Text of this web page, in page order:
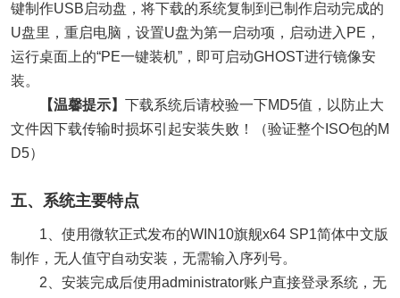
键制作USB启动盘，将下载的系统复制到已制作启动完成的
U盘里，重启电脑，设置U盘为第一启动项，启动进入PE，
运行桌面上的“PE一键装机”，即可启动GHOST进行镜像安
装。
【温馨提示】 下载系统后请校验一下MD5值，以防止大
文件因下载传输时损坏引起安装失败！（验证整个ISO包的M
D5）
五、系统主要特点
1、使用微软正式发布的WIN10旗舰x64 SP1简体中文版
制作，无人值守自动安装，无需输入序列号。
2、安装完成后使用administrator账户直接登录系统，无